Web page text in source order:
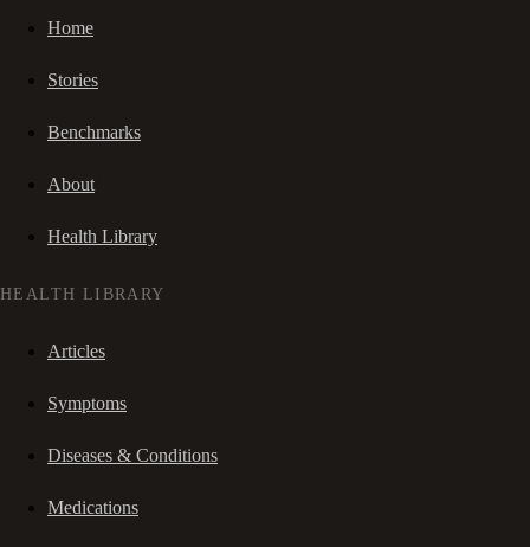
Home
Stories
Benchmarks
About
Health Library
HEALTH LIBRARY
Articles
Symptoms
Diseases & Conditions
Medications